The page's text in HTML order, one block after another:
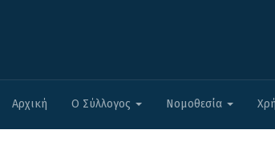
Αρχική Ο Σύλλογος Νομοθεσία